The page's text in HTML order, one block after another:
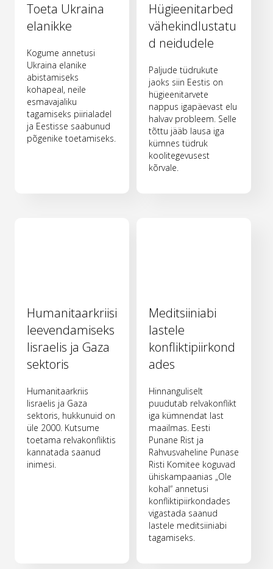
Toeta Ukraina
elanikke
Kogume annetusi
Ukraina elanike
abistamiseks
kohapeal, neile
esmavajaliku
tagamiseks piirialadel
ja Eestisse saabunud
põgenike toetamiseks.
Hügieenitarbed
vähekindlustatu
d neidudele
Paljude tüdrukute
jaoks siin Eestis on
hügieenitarvete
nappus igapäevast elu
halvav probleem. Selle
tõttu jääb lausa iga
kümnes tüdruk
koolitegevusest
kõrvale.
Humanitaarkriisi
leevendamiseks
Iisraelis ja Gaza
sektoris
Humanitaarkriis
Iisraelis ja Gaza
sektoris, hukkunuid on
üle 2000. Kutsume
toetama relvakonfliktis
kannatada saanud
inimesi.
Meditsiiniabi
lastele
konfliktipiirkond
ades
Hinnanguliselt
puudutab relvakonflikt
iga kümnendat last
maailmas. Eesti
Punane Rist ja
Rahvusvaheline Punase
Risti Komitee koguvad
ühiskampaanias „Ole
kohal“ annetusi
konfliktipiirkondades
vigastada saanud
lastele meditsiiniabi
tagamiseks.